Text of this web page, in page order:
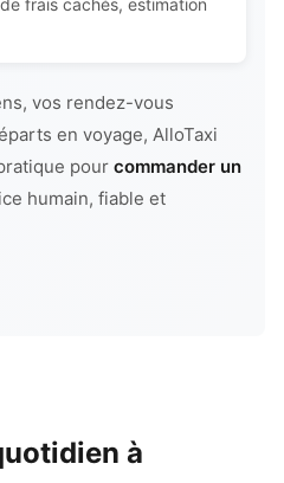
frais cachés, estimation
vos rendez-vous
en voyage, AlloTaxi
pour commander un
humain, fiable et
à